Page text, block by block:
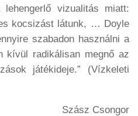
vizualitás miatt:
kocsizást látunk, … Doyle
szabadon használni a
kívül radikálisan megnő az
játékideje.” (Vízkeleti
Szász Csongor